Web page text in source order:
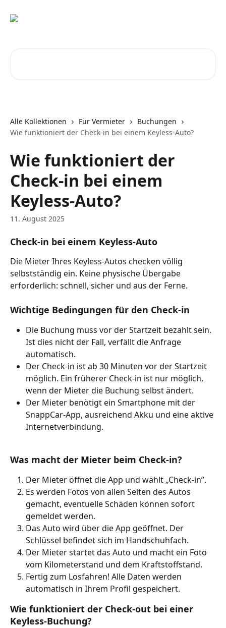
Alle Kollektionen Für Vermieter
Buchungen
Wie funktioniert der Check-in bei einem Keyless-Auto?
Wie funktioniert der
Check-in bei einem
Keyless-Auto?
11. August 2025
Check-in bei einem Keyless-Auto
Die Mieter Ihres Keyless-Autos checken völlig
selbstständig ein. Keine physische Übergabe
erforderlich: schnell, sicher und aus der Ferne.
Wichtige Bedingungen für den Check-in
Die Buchung muss vor der Startzeit bezahlt sein.
Ist dies nicht der Fall, verfällt die Anfrage
automatisch.
Der Check-in ist ab 30 Minuten vor der Startzeit
möglich. Ein früherer Check-in ist nur möglich,
wenn der Mieter die Buchung selbst ändert.
Der Mieter benötigt ein Smartphone mit der
SnappCar-App, ausreichend Akku und eine aktive
Internetverbindung.
Was macht der Mieter beim Check-in?
Der Mieter öffnet die App und wählt „Check-in”.
Es werden Fotos von allen Seiten des Autos
gemacht, eventuelle Schäden können sofort
gemeldet werden.
Das Auto wird über die App geöffnet. Der
Schlüssel befindet sich im Handschuhfach.
Der Mieter startet das Auto und macht ein Foto
vom Kilometerstand und dem Kraftstoffstand.
Fertig zum Losfahren! Alle Daten werden
automatisch in Ihrem Profil gespeichert.
Wie funktioniert der Check-out bei einer
Keyless-Buchung?